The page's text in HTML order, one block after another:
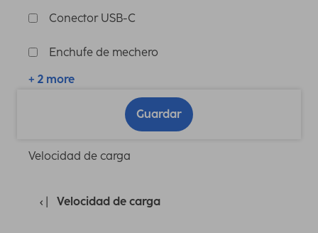
Conector USB-C
Enchufe de mechero
+ 2 more
Guardar
Velocidad de carga
Velocidad de carga